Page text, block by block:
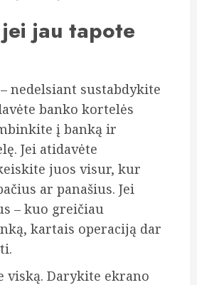
jau tapote
nedelsiant sustabdykite
banko kortelės
į banką ir
Jei atidavėte
juos visur, kur
ar panašius. Jei
– kuo greičiau
kartais operaciją dar
viską. Darykite ekrano